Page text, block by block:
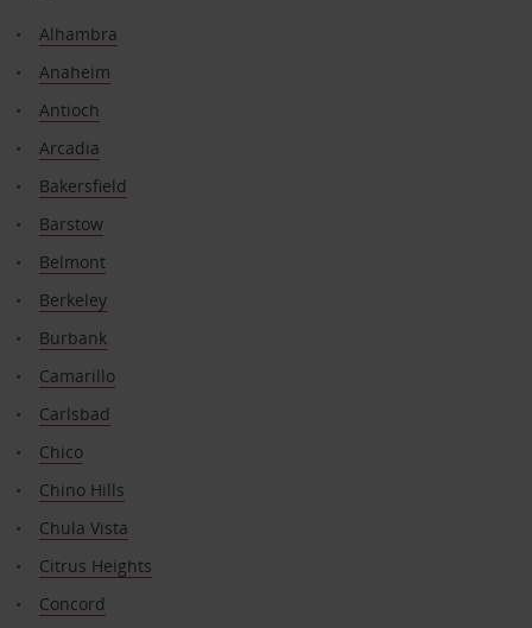
Alhambra
Anaheim
Antioch
Arcadia
Bakersfield
Barstow
Belmont
Berkeley
Burbank
Camarillo
Carlsbad
Chico
Chino Hills
Chula Vista
Citrus Heights
Concord